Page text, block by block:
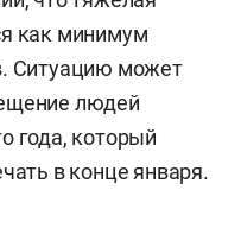
как минимум
Ситуацию может
людей
года, который
в конце января.